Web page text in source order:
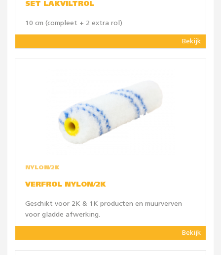
SET LAKVILTROL
10 cm (compleet + 2 extra rol)
Bekijk
NYLON/2K
VERFROL NYLON/2K
Geschikt voor 2K & 1K producten en muurverven
voor gladde afwerking.
Bekijk